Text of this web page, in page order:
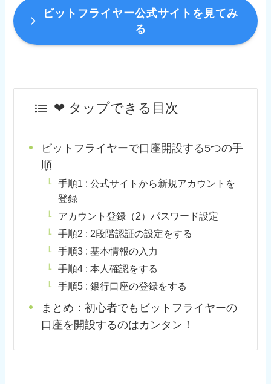
ビットフライヤー公式サイトを見てみ
る
❤︎ タップできる目次
ビットフライヤーで口座開設する5つの手
順
手順1 : 公式サイトから新規アカウントを
登録
アカウント登録（2）パスワード設定
手順2 : 2段階認証の設定をする
手順3 : 基本情報の入力
手順4 : 本人確認をする
手順5 : 銀行口座の登録をする
まとめ：初心者でもビットフライヤーの
口座を開設するのはカンタン！